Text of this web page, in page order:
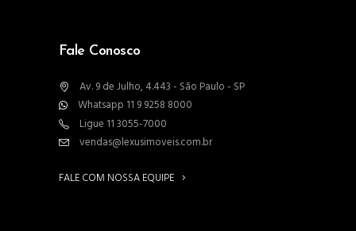
Fale Conosco
Av. 9 de Julho, 4.443 - São Paulo - SP
Whatsapp 11 9 9258 8000
Ligue 11 3055-7000
vendas@lexusimoveis.com.br
FALE COM NOSSA EQUIPE